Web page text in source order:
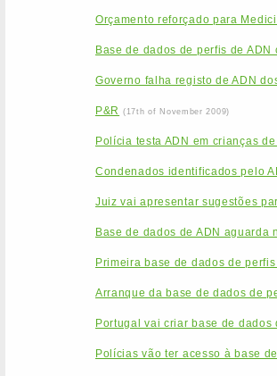
Orçamento reforçado para
Base de dados de perfis de
Governo falha registo de ADN
P&R (17th of November 2009)
Polícia testa ADN em crianças
Condenados identificados pelo
Juiz vai apresentar sugestões
Base de dados de ADN
Primeira base de dados de
Arranque da base de dados de
Portugal vai criar base de dados
Polícias vão ter acesso à base